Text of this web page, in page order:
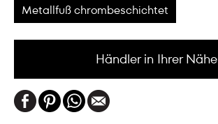
Metallfuß chrombeschichtet
Händler in Ihrer Nähe